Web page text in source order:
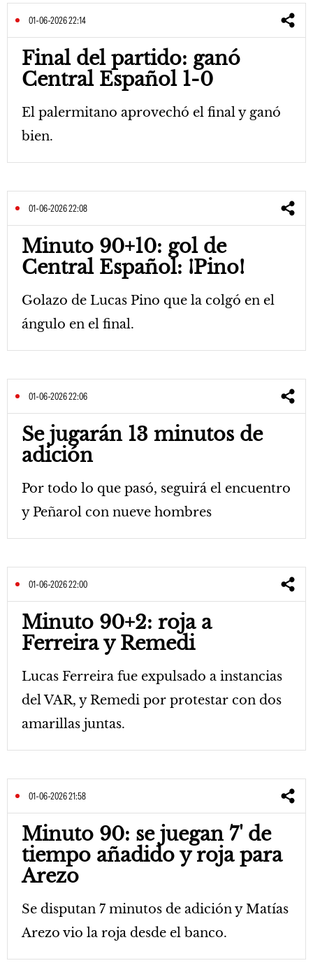
01-06-2026 22:14
Final del partido: ganó
Central Español 1-0
El palermitano aprovechó el final y ganó
bien.
01-06-2026 22:08
Minuto 90+10: gol de
Central Español: ¡Pino!
Golazo de Lucas Pino que la colgó en el
ángulo en el final.
01-06-2026 22:06
Se jugarán 13 minutos de
adición
Por todo lo que pasó, seguirá el encuentro
y Peñarol con nueve hombres
01-06-2026 22:00
Minuto 90+2: roja a
Ferreira y Remedi
Lucas Ferreira fue expulsado a instancias
del VAR, y Remedi por protestar con dos
amarillas juntas.
01-06-2026 21:58
Minuto 90: se juegan 7' de
tiempo añadido y roja para
Arezo
Se disputan 7 minutos de adición y Matías
Arezo vio la roja desde el banco.